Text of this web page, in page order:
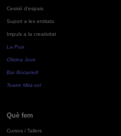
Cessió d'espais
Suport a les entitats
Impuls a la creativitat
La Pua
Oficina Jove
Bar Bocamoll
Teatre Mira-sol
Què fem
Cursos i Tallers